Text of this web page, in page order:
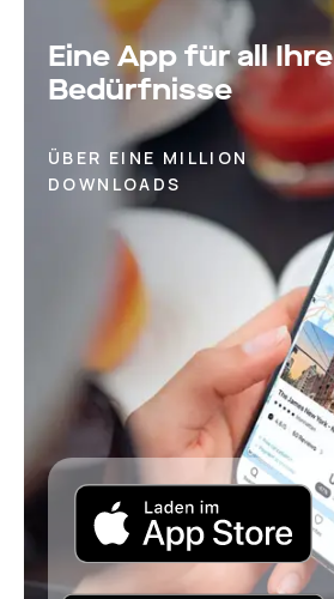
Eine App für all Ihre
Bedürfnisse
ÜBER EINE MILLION
DOWNLOADS